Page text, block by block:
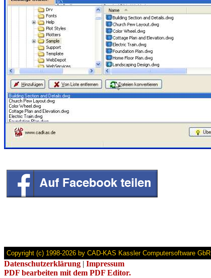
Copyright (c) 1998-2026 by CAD-KAS Kassler Computersoftware GbR
Datenschutzerklärung | Impressum
PDF bearbeiten mit dem PDF Editor.